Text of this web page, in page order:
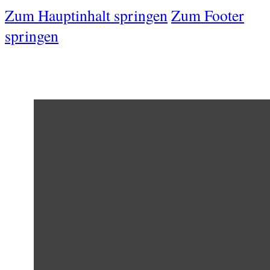
Zum Hauptinhalt springenZum Footer
springen